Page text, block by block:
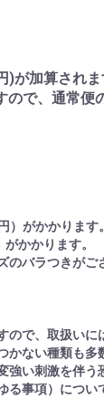
が加算されま
で、通常便
がかかります
かかります。
バラつきがご
で、取扱いに
ない種類も
い刺激を伴う
事項）につい